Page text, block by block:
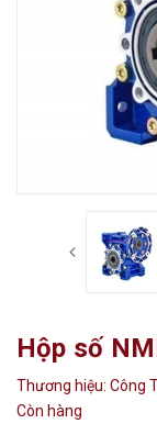
Hộp số
Thương hiệu: Công
Còn hàng